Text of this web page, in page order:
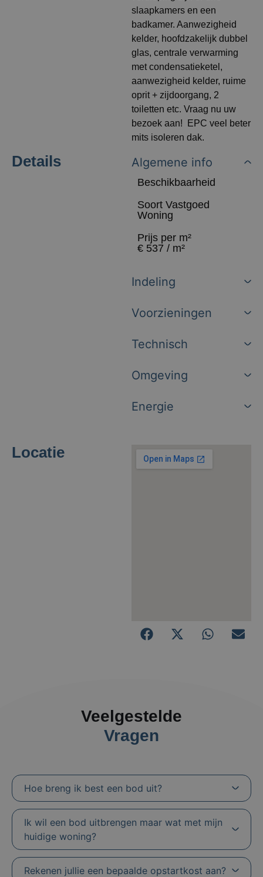
slaapkamers en een
badkamer. Aanwezigheid
kelder, hoofdzakelijk dubbel
glas, centrale verwarming
met condensatieketel,
aanwezigheid kelder, ruime
oprit + zijdoorgang, 2
toiletten etc. Vraag nu uw
bezoek aan! EPC veel beter
mits isoleren dak.
Details Algemene info
Beschikbaarheid
Soort Vastgoed
Woning
Prijs per m²
€ 537 / m²
Indeling
Voorzieningen
Technisch
Omgeving
Energie
Locatie
Veelgestelde
Vragen
Hoe breng ik best een bod uit?
Ik wil een bod uitbrengen maar wat met mijn
huidige woning?
Rekenen jullie een bepaalde opstartkost aan?